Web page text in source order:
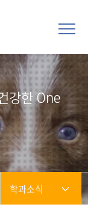
강한 One
학과소식